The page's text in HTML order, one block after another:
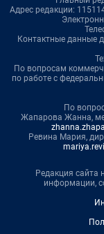
Адрес редакции:
Контактные данные
По вопросам
по работе с
По
Жапарова Жанна,
Ревина Мария,
Редакция сайта
информации,